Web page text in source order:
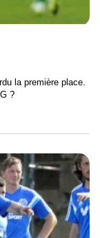
la première place.
?